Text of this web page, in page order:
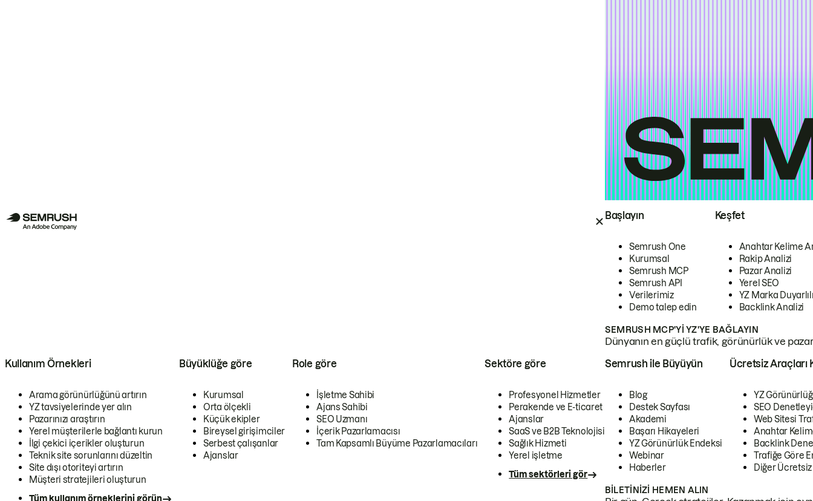
Başlayın
Semrush One
Kurumsal
Semrush MCP
Semrush API
Verilerimiz
Demo talep edin
Keşfet
Anahtar Kelime
Rakip Analizi
Pazar Analizi
Yerel SEO
YZ Marka
Backlink Analizi
SEMRUSH MCP'YI YZ'YE BAĞLAYIN
Dünyanın en güçlü trafik, görünürlük ve
Kullanım Örnekleri
Arama görünürlüğünü artırın
YZ tavsiyelerinde yer alın
Pazarınızı araştırın
Yerel müşterilerle bağlantı kurun
İlgi çekici içerikler oluşturun
Teknik site sorunlarını düzeltin
Site dışı otoriteyi artırın
Müşteri stratejileri oluşturun
Tüm kullanım örneklerini görün
Büyüklüğe göre
Kurumsal
Orta ölçekli
Küçük ekipler
Bireysel girişimciler
Serbest çalışanlar
Ajanslar
Role göre
İşletme Sahibi
Ajans Sahibi
SEO Uzmanı
İçerik Pazarlamacısı
Tam Kapsamlı Büyüme Pazarlamacıları
Sektöre göre
Profesyonel Hizmetler
Perakende ve E-ticaret
Ajanslar
SaaS ve B2B Teknolojisi
Sağlık Hizmeti
Yerel işletme
Tüm sektörleri gör
Semrush ile Büyüyün
Blog
Destek Sayfası
Akademi
Başarı Hikayeleri
YZ Görünürlük Endeksi
Webinar
Haberler
Ücretsiz Araçları
YZ
SEO
Web Sitesi
Anahtar
Backlink
Trafiğe Göre
Diğer
BILETINIZI HEMEN ALIN